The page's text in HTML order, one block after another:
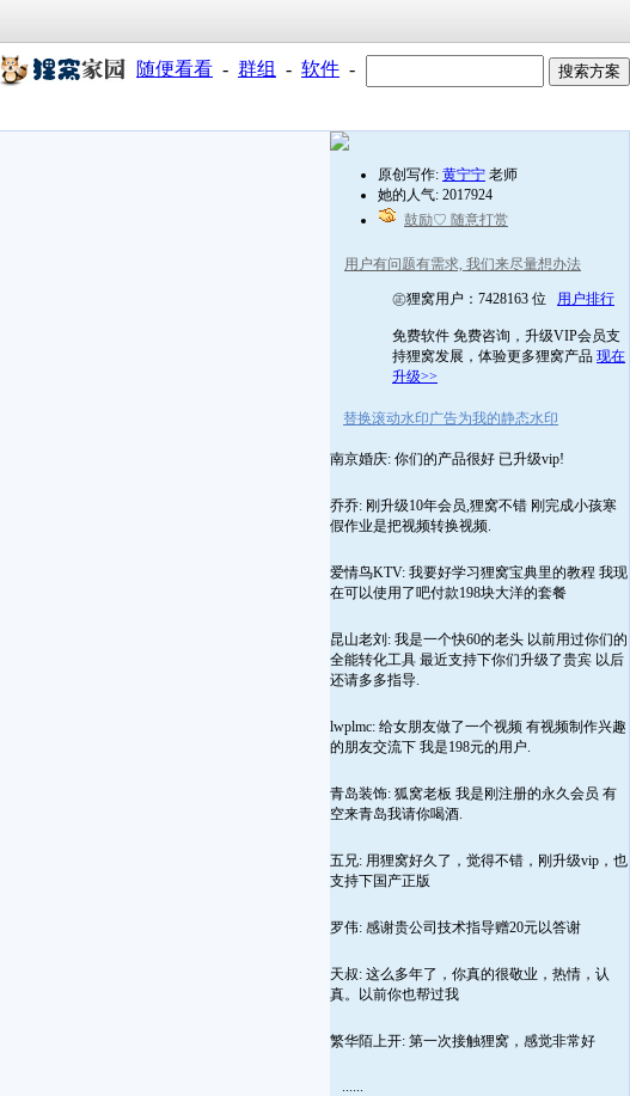
随便看看 - 群组 - 软件 -
原创写作: 黄宁宁 老师
她的人气: 2017924
鼓励♡ 随意打赏
用户有问题有需求, 我们来尽量想办法
㊣狸窝用户：7428163 位 用户排行
免费软件 免费咨询，升级VIP会员支
持狸窝发展，体验更多狸窝产品 现在
升级>>
替换滚动水印广告为我的静态水印
南京婚庆: 你们的产品很好 已升级vip!
乔乔: 刚升级10年会员,狸窝不错 刚完成小孩寒
假作业是把视频转换视频.
爱情鸟KTV: 我要好学习狸窝宝典里的教程 我现
在可以使用了吧付款198块大洋的套餐
昆山老刘: 我是一个快60的老头 以前用过你们的
全能转化工具 最近支持下你们升级了贵宾 以后
还请多多指导.
lwplmc: 给女朋友做了一个视频 有视频制作兴趣
的朋友交流下 我是198元的用户.
青岛装饰: 狐窝老板 我是刚注册的永久会员 有
空来青岛我请你喝酒.
五兄: 用狸窝好久了，觉得不错，刚升级vip，也
支持下国产正版
罗伟: 感谢贵公司技术指导赠20元以答谢
天叔: 这么多年了，你真的很敬业，热情，认
真。以前你也帮过我
繁华陌上开: 第一次接触狸窝，感觉非常好
......